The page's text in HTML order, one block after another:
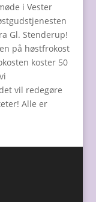
i Vester
Gl. Stenderup!
på høstfrokost
koster 50
vil redegøre
Alle er